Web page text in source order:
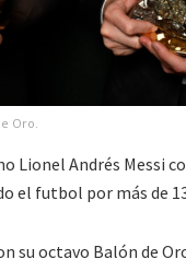
Oro.
Andrés Messi
el futbol por más de
su octavo Balón de